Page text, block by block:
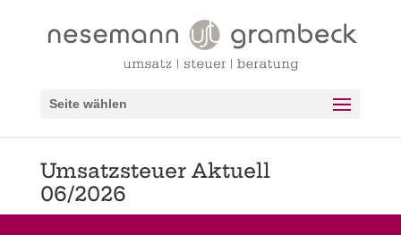
Seite wählen
Umsatzsteuer Aktuell
06/2026